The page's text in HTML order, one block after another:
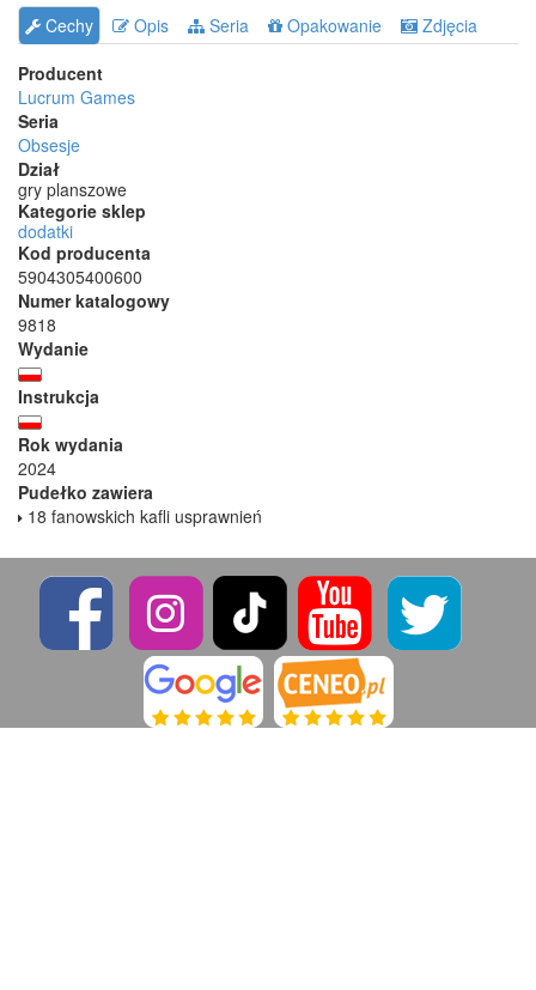
Cechy Opis Seria Opakowanie
Zdjęcia
Producent
Lucrum Games
Seria
Obsesje
Dział
gry planszowe
Kategorie sklep
dodatki
Kod producenta
5904305400600
Numer katalogowy
9818
Wydanie
Instrukcja
Rok wydania
2024
Pudełko zawiera
18 fanowskich kafli usprawnień